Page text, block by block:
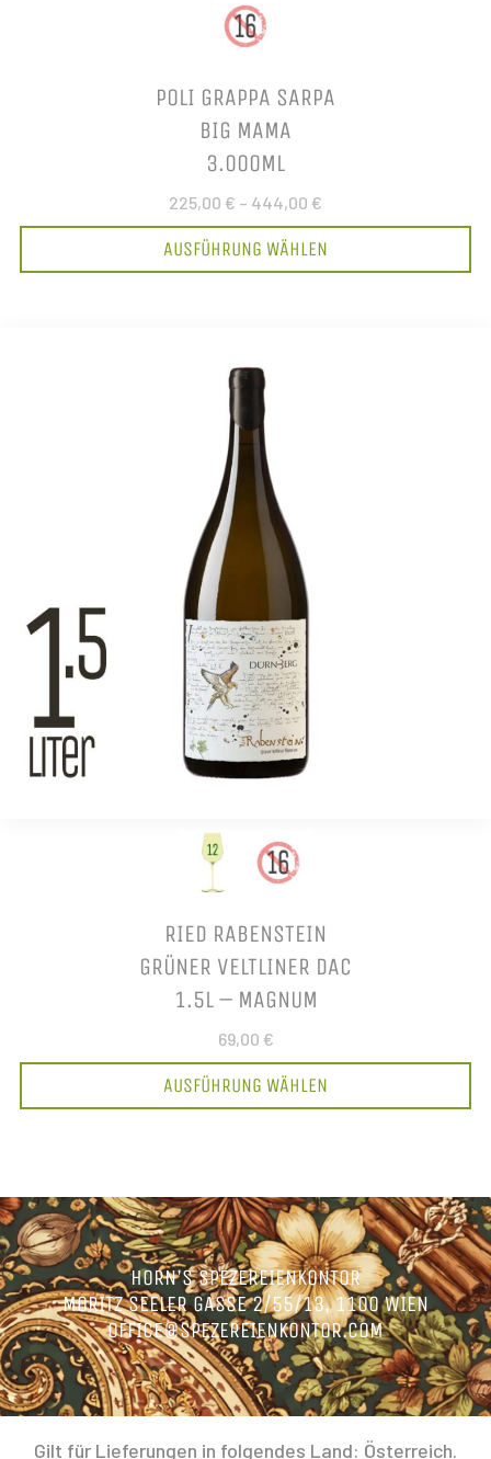
POLI GRAPPA SARPA
BIG MAMA
3.000ML
225,00 € – 444,00 €
AUSFÜHRUNG WÄHLEN
RIED RABENSTEIN
GRÜNER VELTLINER DAC
1.5L – MAGNUM
69,00 €
AUSFÜHRUNG WÄHLEN
HORN’S SPEZEREIENKONTOR
MORITZ SEELER GASSE 2/55/13, 1100 WIEN
OFFICE@SPEZEREIENKONTOR.COM
Gilt für Lieferungen in folgendes Land: Österreich.